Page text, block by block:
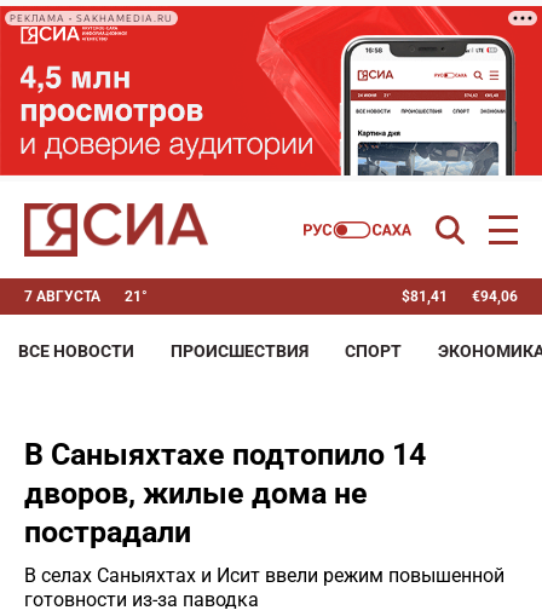
РЕКЛАМА • SAKHAMEDIA.RU
7 АВГУСТА 21° $81,41 €94,06
ВСЕ НОВОСТИ ПРОИСШЕСТВИЯ СПОРТ
В Саныяхтахе подтопило 14
дворов, жилые дома не
пострадали
В селах Саныяхтах и Исит ввели режим повышенной
готовности из-за паводка